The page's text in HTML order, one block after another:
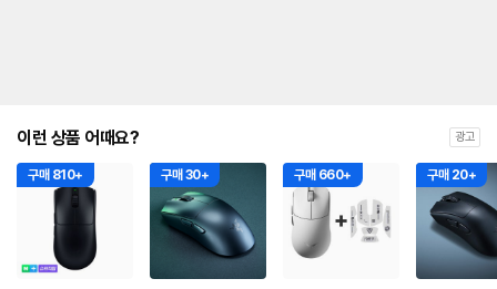
이런 상품 어때요? 광고
구매 810+ 구매 30+ 구매 660+ 구매 20+